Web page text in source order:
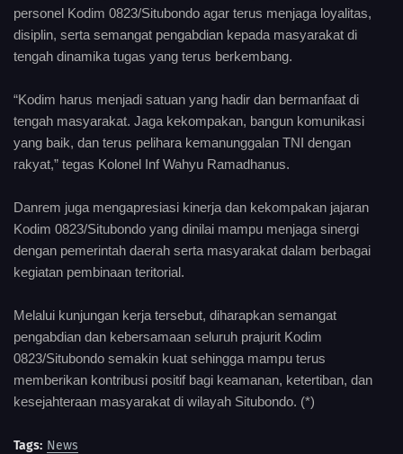
personel Kodim 0823/Situbondo agar terus menjaga loyalitas,
disiplin, serta semangat pengabdian kepada masyarakat di
tengah dinamika tugas yang terus berkembang.
“Kodim harus menjadi satuan yang hadir dan bermanfaat di
tengah masyarakat. Jaga kekompakan, bangun komunikasi
yang baik, dan terus pelihara kemanunggalan TNI dengan
rakyat,” tegas Kolonel Inf Wahyu Ramadhanus.
Danrem juga mengapresiasi kinerja dan kekompakan jajaran
Kodim 0823/Situbondo yang dinilai mampu menjaga sinergi
dengan pemerintah daerah serta masyarakat dalam berbagai
kegiatan pembinaan teritorial.
Melalui kunjungan kerja tersebut, diharapkan semangat
pengabdian dan kebersamaan seluruh prajurit Kodim
0823/Situbondo semakin kuat sehingga mampu terus
memberikan kontribusi positif bagi keamanan, ketertiban, dan
kesejahteraan masyarakat di wilayah Situbondo. (*)
Tags: News